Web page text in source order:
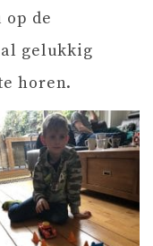
de
gelukkig
horen.